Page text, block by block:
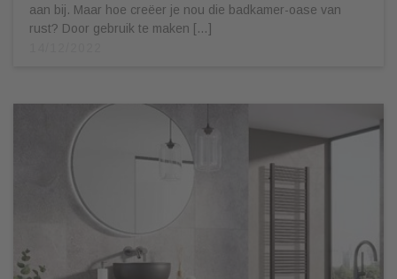
aan bij. Maar hoe creëer je nou die badkamer-oase van
rust? Door gebruik te maken […]